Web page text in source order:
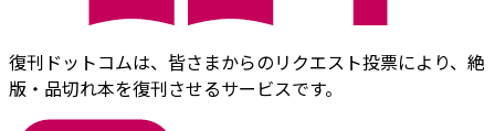
復刊ドットコムは、皆さまからのリクエスト投票により、絶
版・品切れ本を復刊させるサービスです。